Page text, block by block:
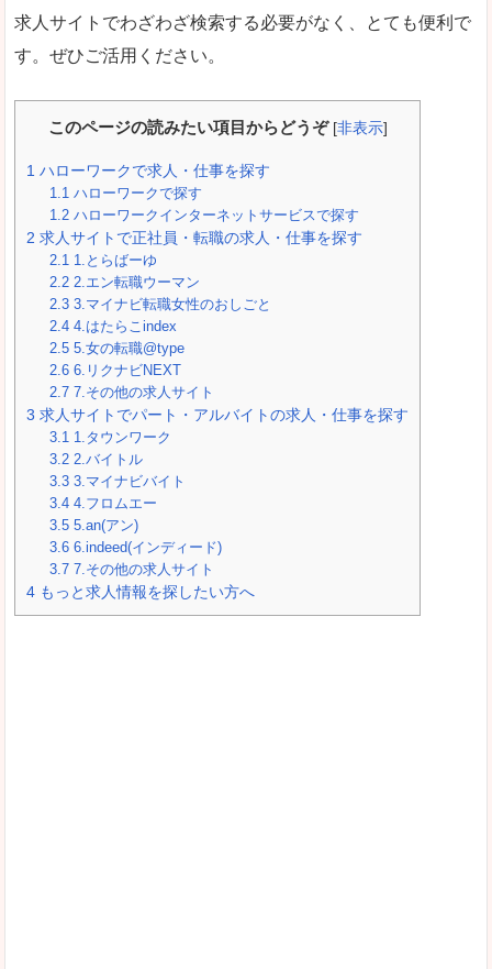
求人サイトでわざわざ検索する必要がなく、とても便利で
す。ぜひご活用ください。
このページの読みたい項目からどうぞ [非表示]
1 ハローワークで求人・仕事を探す
1.1 ハローワークで探す
1.2 ハローワークインターネットサービスで探す
2 求人サイトで正社員・転職の求人・仕事を探す
2.1 1.とらばーゆ
2.2 2.エン転職ウーマン
2.3 3.マイナビ転職女性のおしごと
2.4 4.はたらこindex
2.5 5.女の転職@type
2.6 6.リクナビNEXT
2.7 7.その他の求人サイト
3 求人サイトでパート・アルバイトの求人・仕事を探す
3.1 1.タウンワーク
3.2 2.バイトル
3.3 3.マイナビバイト
3.4 4.フロムエー
3.5 5.an(アン)
3.6 6.indeed(インディード)
3.7 7.その他の求人サイト
4 もっと求人情報を探したい方へ